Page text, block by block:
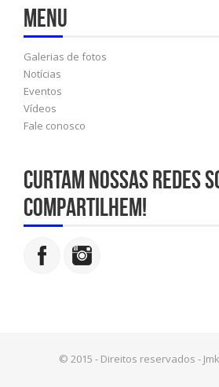
Menu
Galerias de fotos
Notícias
Eventos
Vídeos
Fale conosco
Curtam nossas redes
compartilhem!
© 2015 - Direitos reservados -